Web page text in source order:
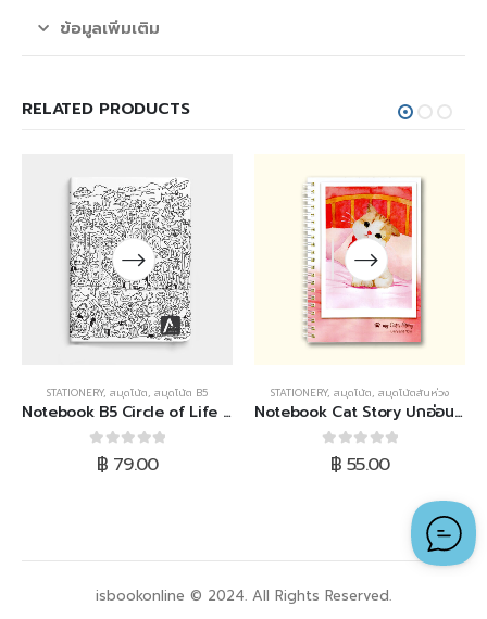
ข้อมูลเพิ่มเติม
RELATED PRODUCTS
STATIONERY, สมุดโน้ต, สมุดโน้ต B5
Notebook B5 Circle of Life (White)
0out of 5
฿ 79.00
STATIONERY, สมุดโน้ต, สมุดโน้ตสันห่วง
Notebook Cat Story ปกอ่อน สันห่วง (แมวโบว์แดง)
0out of 5
฿ 55.00
isbookonline © 2024. All Rights Reserved.